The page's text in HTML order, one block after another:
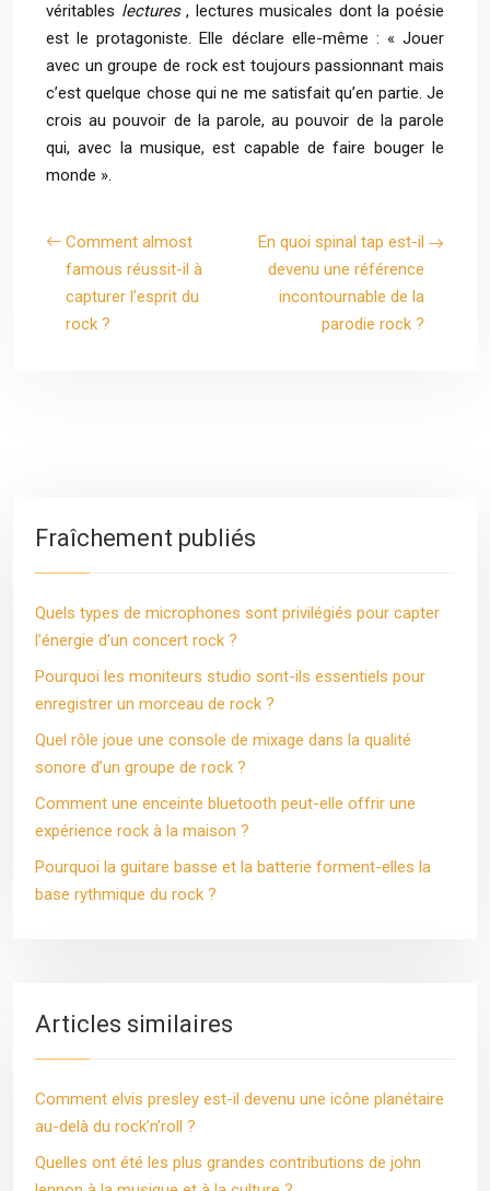
véritables lectures, lectures musicales dont la poésie
est le protagoniste. Elle déclare elle-même : « Jouer
avec un groupe de rock est toujours passionnant mais
c’est quelque chose qui ne me satisfait qu’en partie. Je
crois au pouvoir de la parole, au pouvoir de la parole
qui, avec la musique, est capable de faire bouger le
monde ».
Comment almost
famous réussit-il à
capturer l’esprit du
rock ?
En quoi spinal tap est-il
devenu une référence
incontournable de la
parodie rock ?
Fraîchement publiés
Quels types de microphones sont privilégiés pour capter
l’énergie d’un concert rock ?
Pourquoi les moniteurs studio sont-ils essentiels pour
enregistrer un morceau de rock ?
Quel rôle joue une console de mixage dans la qualité
sonore d’un groupe de rock ?
Comment une enceinte bluetooth peut-elle offrir une
expérience rock à la maison ?
Pourquoi la guitare basse et la batterie forment-elles la
base rythmique du rock ?
Articles similaires
Comment elvis presley est-il devenu une icône planétaire
au-delà du rock’n’roll ?
Quelles ont été les plus grandes contributions de john